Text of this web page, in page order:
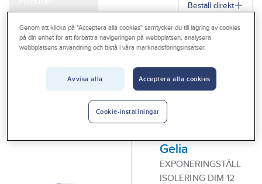
Outlet
Beställ direkt
Gelia Produkter Gelia VVS Rör, rördel och ventil Rörisolering
GELIA
Golvdisplay
rörisolering,
Gelia
EXPONERINGSTÄLL
ISOLERING DIM 12-
Genom att klicka på "Acceptera alla cookies" samtycker du till lagring av cookies
på din enhet för att förbättra navigeringen på webbplatsen, analysera
webbplatsens användning och bistå i våra marknadsföringsinsatser.
Avvisa alla Acceptera alla cookies
Cookie-inställningar